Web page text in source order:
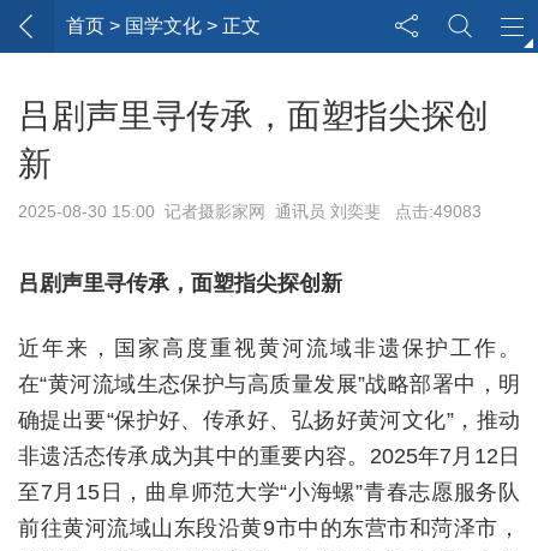
首页 > 国学文化 > 正文
吕剧声里寻传承，面塑指尖探创
新
2025-08-30 15:00 记者摄影家网 通讯员 刘奕斐 点击:49083
吕剧声里寻传承，面塑指尖探创新
近年来，国家高度重视黄河流域非遗保护工作。
在“黄河流域生态保护与高质量发展”战略部署中，明
确提出要“保护好、传承好、弘扬好黄河文化”，推动
非遗活态传承成为其中的重要内容。2025年7月12日
至7月15日，曲阜师范大学“小海螺”青春志愿服务队
前往黄河流域山东段沿黄9市中的东营市和菏泽市，